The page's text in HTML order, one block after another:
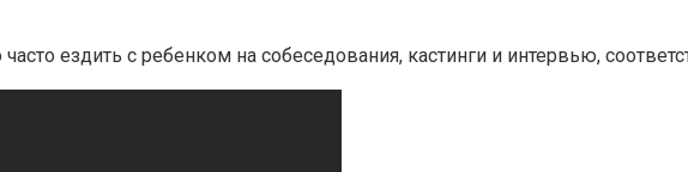
ездить с ребенком на собеседования, кастинги и интервью,